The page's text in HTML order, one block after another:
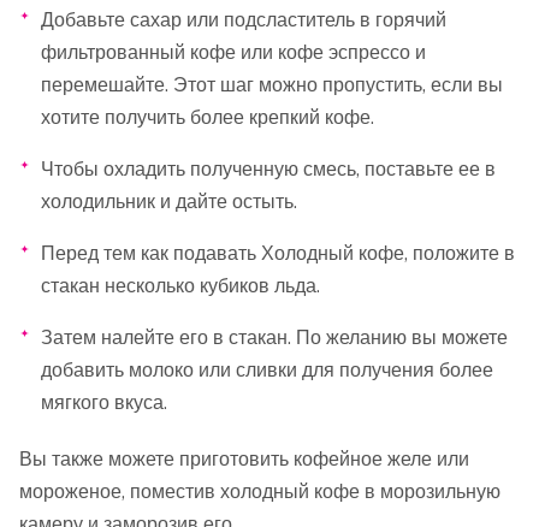
Добавьте сахар или подсластитель в горячий
фильтрованный кофе или кофе эспрессо и
перемешайте. Этот шаг можно пропустить, если вы
хотите получить более крепкий кофе.
Чтобы охладить полученную смесь, поставьте ее в
холодильник и дайте остыть.
Перед тем как подавать Холодный кофе, положите в
стакан несколько кубиков льда.
Затем налейте его в стакан. По желанию вы можете
добавить молоко или сливки для получения более
мягкого вкуса.
Вы также можете приготовить кофейное желе или
мороженое, поместив холодный кофе в морозильную